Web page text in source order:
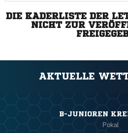
DIE KADERLISTE DER
NICHT ZUR
AKTUELLE
B-JUNIOREN
Pokal